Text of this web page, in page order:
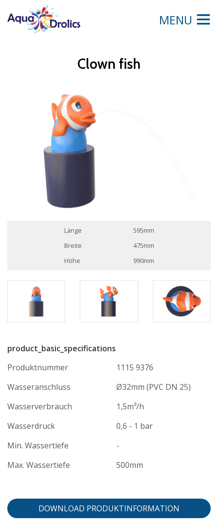
MENU
Clown fish
Länge
595mm
Breite
475mm
Höhe
990mm
product_basic_specifications
Produktnummer
1115 9376
Wasseranschluss
Ø32mm (PVC DN 25)
Wasserverbrauch
1,5m³/h
Wasserdruck
0,6 - 1 bar
Min. Wassertiefe
-
Max. Wassertiefe
500mm
DOWNLOAD PRODUKTINFORMATION